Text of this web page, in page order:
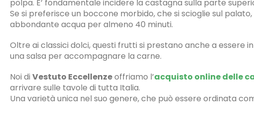
polpa. E’ fondamentale incidere la castagna sulla parte
Se si preferisce un boccone morbido, che si scioglie sul
abbondante acqua per almeno 40 minuti.
Oltre ai classici dolci, questi frutti si prestano anche a
una salsa per accompagnare la carne.
Noi di Vestuto Eccellenzeoffriamo l’acquisto online delle
arrivare sulle tavole di tutta Italia.
Una varietà unica nel suo genere, che può essere ordinata